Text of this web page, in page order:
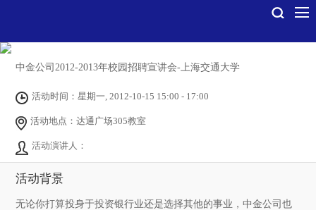
中金公司2012-2013年校园招聘宣讲会-上海交通大学
活动时间：星期一, 2012-10-15 15:00 - 17:00
活动地点：达通广场305教室
活动演讲人：
活动背景
无论你打算投身于投资银行业还是选择其他的事业，中金公司也